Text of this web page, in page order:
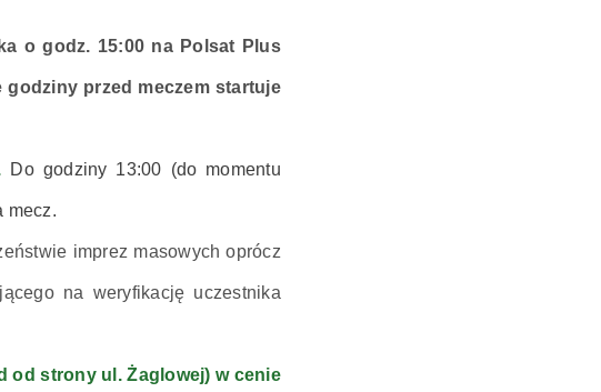
o godz. 15:00 na Polsat Plus
godziny przed meczem startuje
Do godziny 13:00 (do momentu
mecz.
imprez masowych oprócz
na weryfikację uczestnika
od strony ul. Żaglowej) w cenie